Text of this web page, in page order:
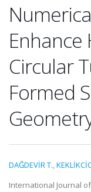
Enhance
Circular
Formed
DAĞDEVİR T.,
International Journal